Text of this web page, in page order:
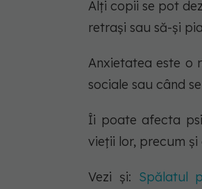
Alți copii se pot
retrași sau să-și
Anxietatea este o
sociale sau când
Îi poate afecta
vieții lor, precum și
Vezi și: Spălatul